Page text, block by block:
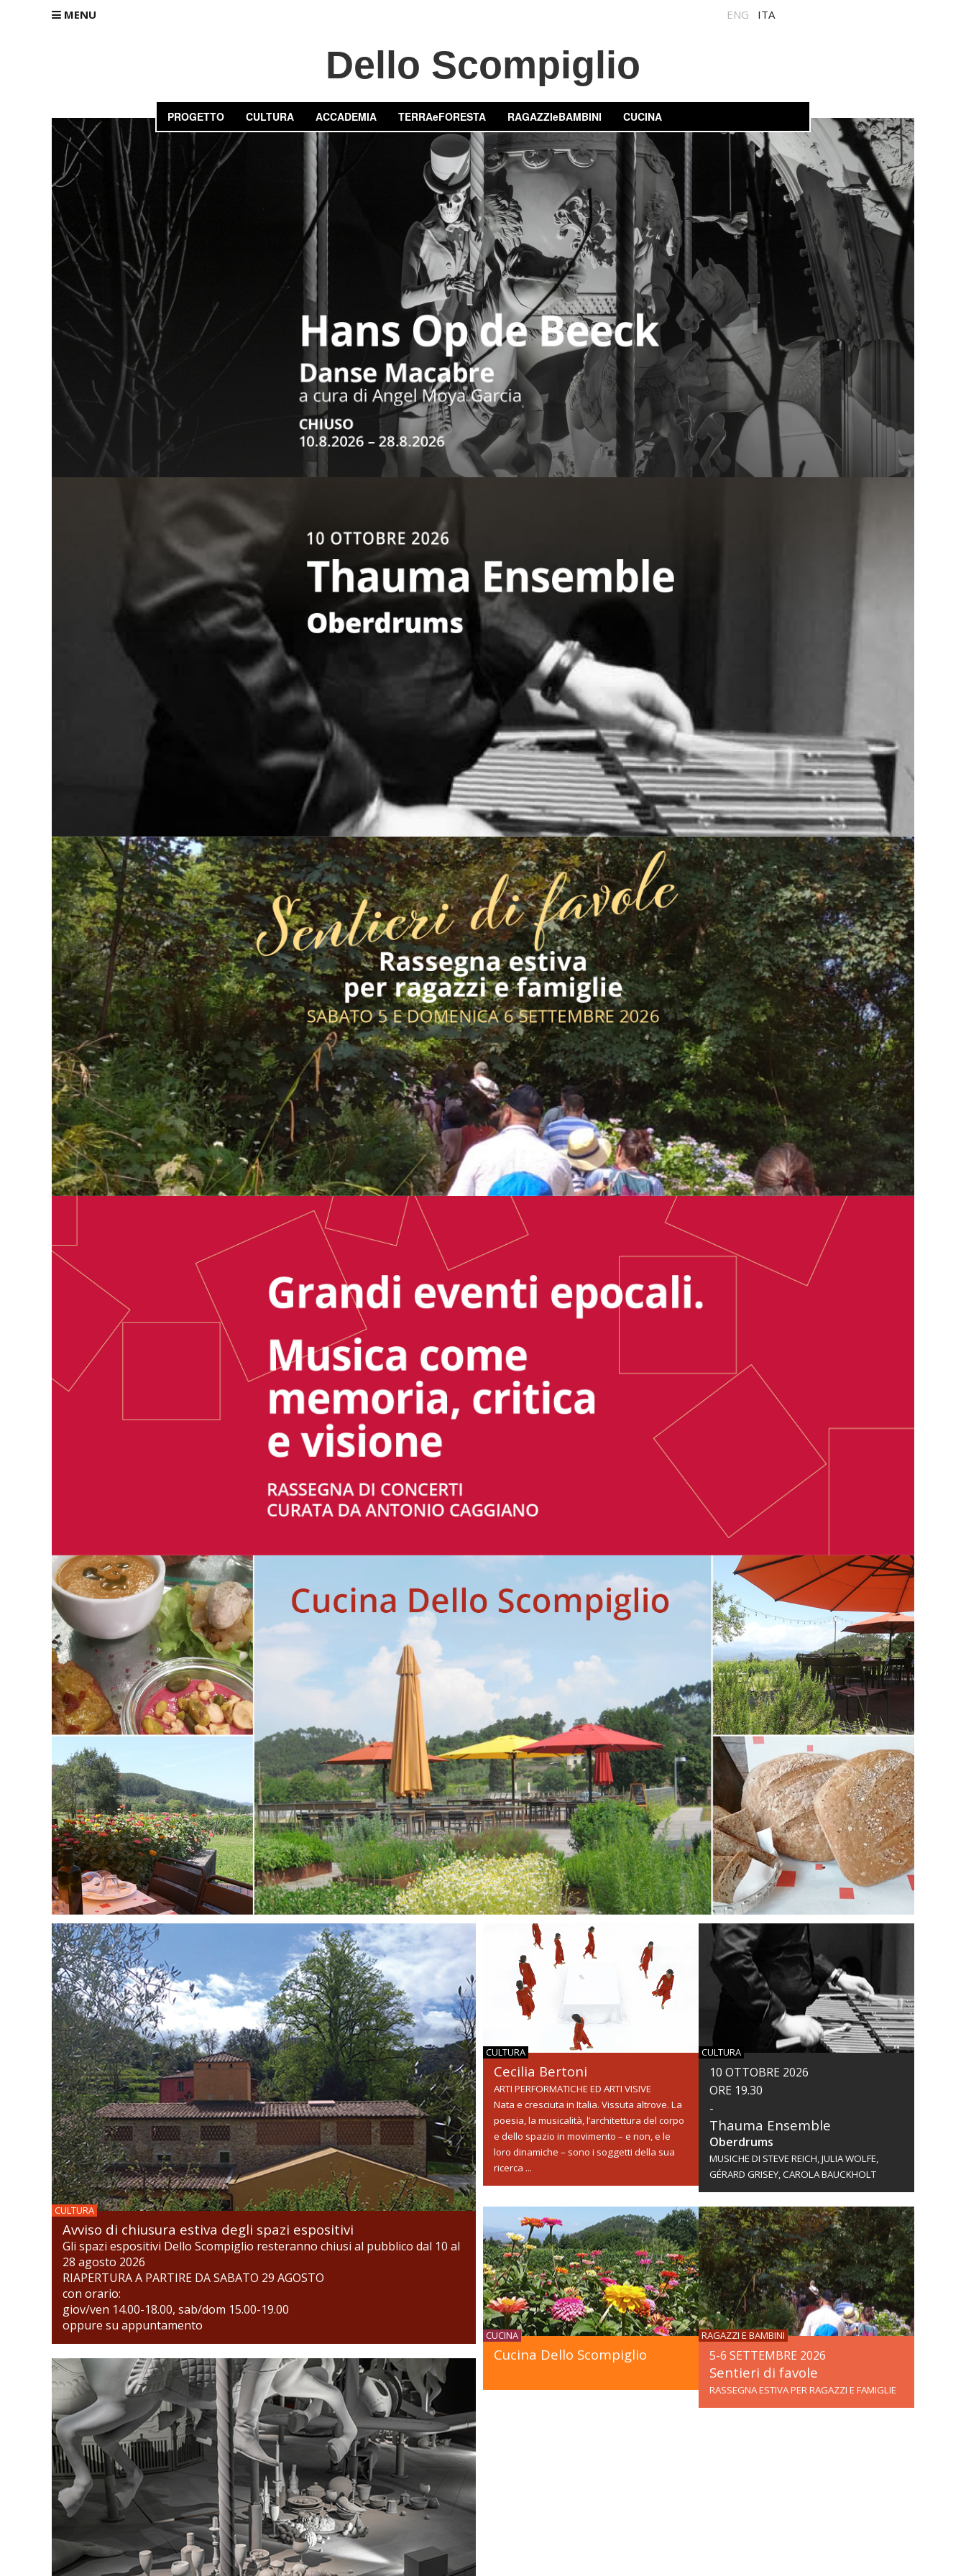
MENU ENG ITA
Dello Scompiglio
PROGETTO CULTURA ACCADEMIA TERRAeFORESTA RAGAZZIeBAMBINI CUCINA
CULTURA
Avviso di chiusura estiva degli spazi espositivi
Gli spazi espositivi Dello Scompiglio resteranno chiusi al pubblico dal 10 al
28 agosto 2026
RIAPERTURA A PARTIRE DA SABATO 29 AGOSTO
con orario:
giov/ven 14.00-18.00, sab/dom 15.00-19.00
oppure su appuntamento
CULTURA
Cecilia Bertoni
ARTI PERFORMATICHE ED ARTI VISIVE
Nata e cresciuta in Italia. Vissuta altrove. La
poesia, la musicalità, l’architettura del corpo
e dello spazio in movimento – e non, e le
loro dinamiche – sono i soggetti della sua
ricerca ...
CULTURA
10 OTTOBRE 2026
ORE 19.30
-
Thauma Ensemble
Oberdrums
MUSICHE DI STEVE REICH, JULIA WOLFE,
GÉRARD GRISEY, CAROLA BAUCKHOLT
CUCINA
Cucina Dello Scompiglio
RAGAZZI E BAMBINI
5-6 SETTEMBRE 2026
Sentieri di favole
RASSEGNA ESTIVA PER RAGAZZI E FAMIGLIE